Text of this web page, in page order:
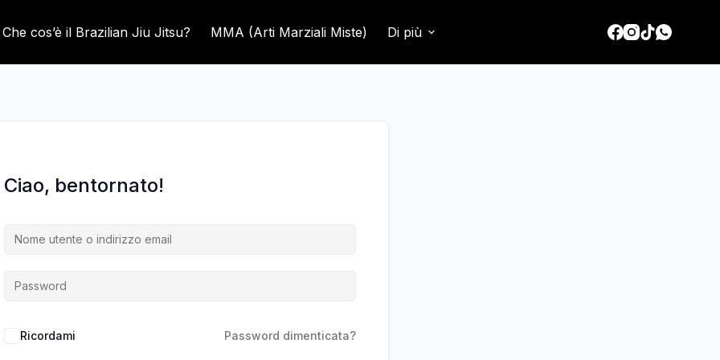
Che cos’è il Brazilian Jiu Jitsu? MMA (Arti Marziali Miste) Di più
Ciao, bentornato!
Ricordami Password dimenticata?